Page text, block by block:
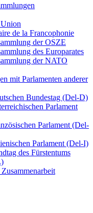
Union
de la Francophonie
der OSZE
des Europarates
der NATO
mit Parlamenten anderer
Bundestag (Del-D)
Parlament
Parlament (Del-
Parlament (Del-I)
des Fürstentums